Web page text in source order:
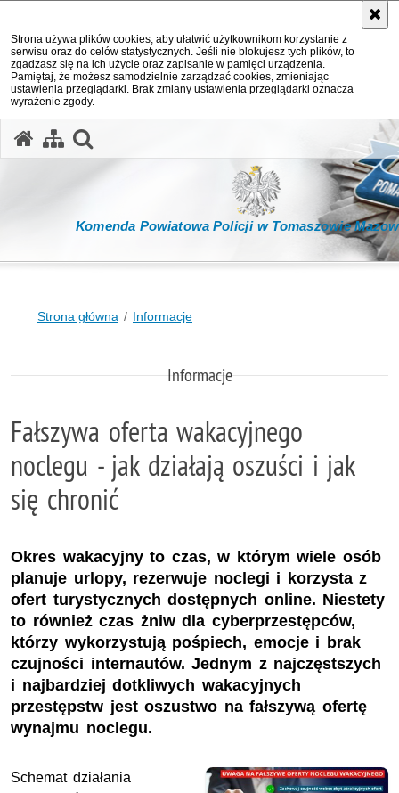
Strona używa plików cookies, aby ułatwić użytkownikom korzystanie z
serwisu oraz do celów statystycznych. Jeśli nie blokujesz tych plików, to
zgadzasz się na ich użycie oraz zapisanie w pamięci urządzenia.
Pamiętaj, że możesz samodzielnie zarządzać cookies, zmieniając
ustawienia przeglądarki. Brak zmiany ustawienia przeglądarki oznacza
wyrażenie zgody.
Komenda Powiatowa Policji w Tomaszowie
Strona główna Informacje
Informacje
Fałszywa oferta wakacyjnego
noclegu - jak działają oszuści i jak
się chronić
Okres wakacyjny to czas, w którym wiele osób
planuje urlopy, rezerwuje noclegi i korzysta z
ofert turystycznych dostępnych online. Niestety
to również czas żniw dla cyberprzestępców,
którzy wykorzystują pośpiech, emocje i brak
czujności internautów. Jednym z najczęstszych
i najbardziej dotkliwych wakacyjnych
przestępstw jest oszustwo na fałszywą ofertę
wynajmu noclegu.
Schemat działania